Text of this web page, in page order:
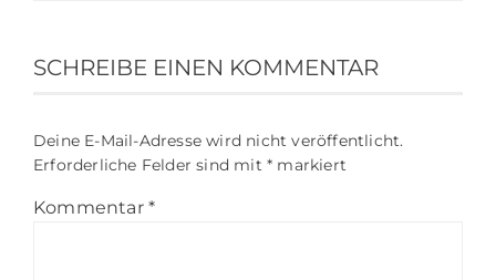
SCHREIBE EINEN KOMMENTAR
Deine E-Mail-Adresse wird nicht veröffentlicht.
Erforderliche Felder sind mit * markiert
Kommentar *